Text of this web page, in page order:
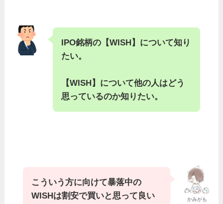
IPO銘柄の【WISH】について知り
たい。
【WISH】について他の人はどう
思っているのか知りたい。
かみがも
こういう方に向けて暴落中の
WISHは割安で買いと思って良い